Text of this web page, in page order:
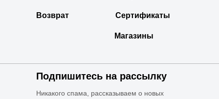
Возврат
Подпишитесь на рассылку
Никакого спама, рассказываем о новых
Сертификаты
Магазины